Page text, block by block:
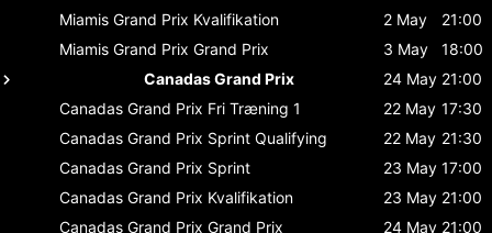
Miamis Grand Prix Kvalifikation 2 May
21:00
Miamis Grand Prix Grand Prix 3 May
18:00
Canadas Grand Prix
24 May 21:00
Canadas Grand Prix Fri Træning 1 22 May 17:30
Canadas Grand Prix Sprint Qualifying 22 May 21:30
Canadas Grand Prix Sprint 23 May 17:00
Canadas Grand Prix Kvalifikation 23 May 21:00
Canadas Grand Prix Grand Prix 24 May 21:00